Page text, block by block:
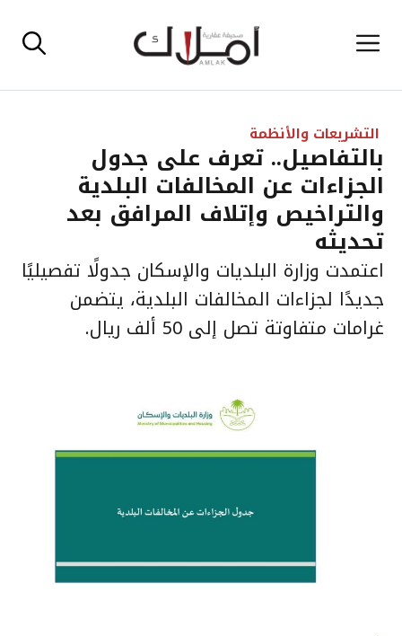
إلى القائمة
التشريعات والأنظمة
بالتفاصيل.. تعرف على جدول
الجزاءات عن المخالفات البلدية
والتراخيص وإتلاف المرافق بعد
تحديثه
اعتمدت وزارة البلديات والإسكان جدولًا تفصيليًا
جديدًا لجزاءات المخالفات البلدية، يتضمن
غرامات متفاوتة تصل إلى 50 ألف ريال.